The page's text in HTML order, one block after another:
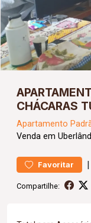
CHÁCARAS
Apartamento
Venda em
Favoritar |
Compartilhe: